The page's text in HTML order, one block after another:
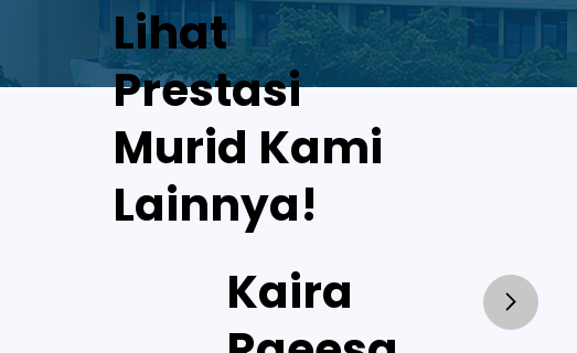
Lihat
Prestasi
Murid Kami
Lainnya!
Kaira